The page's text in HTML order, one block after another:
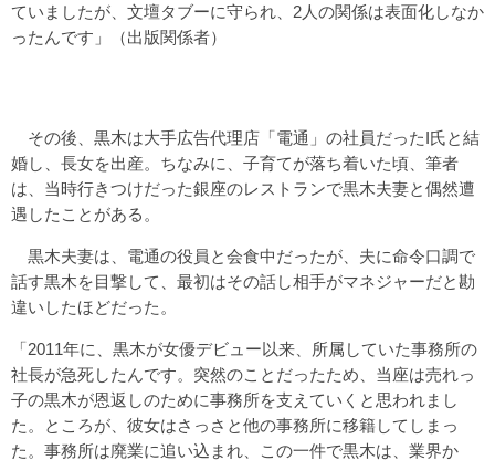
ていましたが、文壇タブーに守られ、2人の関係は表面化しなか
ったんです」（出版関係者）
その後、黒木は大手広告代理店「電通」の社員だったI氏と結
婚し、長女を出産。ちなみに、子育てが落ち着いた頃、筆者
は、当時行きつけだった銀座のレストランで黒木夫妻と偶然遭
遇したことがある。
黒木夫妻は、電通の役員と会食中だったが、夫に命令口調で
話す黒木を目撃して、最初はその話し相手がマネジャーだと勘
違いしたほどだった。
「2011年に、黒木が女優デビュー以来、所属していた事務所の
社長が急死したんです。突然のことだったため、当座は売れっ
子の黒木が恩返しのために事務所を支えていくと思われまし
た。ところが、彼女はさっさと他の事務所に移籍してしまっ
た。事務所は廃業に追い込まれ、この一件で黒木は、業界か